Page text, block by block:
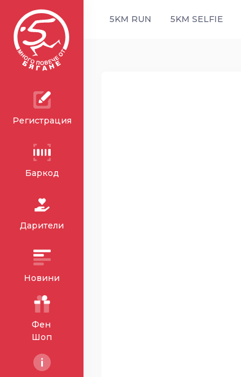
Регистрация
Баркод
Дарители
Новини
Фен
Шоп
5KM RUN 5KM SELFIE